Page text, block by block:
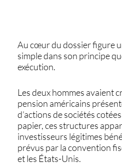
Au cœur du dossier figure
simple dans son principe
exécution.
Les deux hommes avaient
pension américains
d’actions de sociétés
papier, ces structures
investisseurs légitimes
prévus par la convention
et les États-Unis.